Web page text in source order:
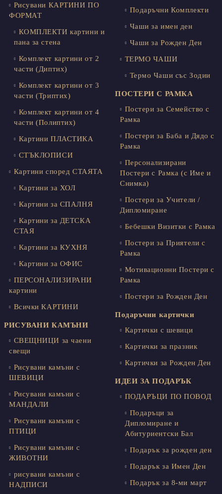
Рисувани КАРТИНИ ПО
ФОРМАТ
КОМПЛЕКТИ картини и
пана за стена
Комплект картини от 2
части (Диптих)
Комплект картини от 3
части (Триптих)
Комплект картини от 4
части (Полиптих)
Картини ПЛАСТИКА
СТЪКЛОПИСИ
Картини според СТАЯТА
Картини за ХОЛ
Картини за СПАЛНЯ
Картини за ДЕТСКА
СТАЯ
Картини за КУХНЯ
Картини за ОФИС
ПЕРСОНАЛИЗИРАНИ
картини
Всички КАРТИНИ
РИСУВАНИ КАМЪНИ
СВЕЩНИЦИ за чаени
свещи
Рисувани камъни с
ШЕВИЦИ
Рисувани камъни с
МАНДАЛИ
Рисувани камъни с
ПТИЦИ
Рисувани камъни с
ЖИВОТНИ
рисувани камъни с
НАДПИСИ
Подаръчни Комплекти
Чаши за имен ден
Чаши за Рожден Ден
ТЕРМО ЧАШИ
Термо Чаши със Зодии
ПОСТЕРИ С РАМКА
Постери за Семейство с
Рамка
Постери за Баба и Дядо с
Рамка
Персонализирани
Постери с Рамка (с Име и
Снимка)
Постери за Учители /
Дипломиране
Бебешки Визитки с Рамка
Постери за Приятели с
Рамка
Мотивационни Постери с
Рамка
Постери за Рожден Ден
Подаръчни картички
Картички с шевици
Картички за празник
Картички за Рожден Ден
ИДЕИ ЗА ПОДАРЪК
ПОДАРЪЦИ ПО ПОВОД
Подаръци за
Дипломиране и
Абитуриентски Бал
Подарък за рожден ден
Подарък за Имен Ден
Подарък за 8-ми март